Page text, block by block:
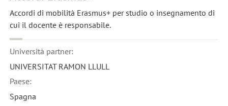
Accordi di mobilità Erasmus+ per studio o insegnamento di
cui il docente è responsabile.
Università partner:
UNIVERSITAT RAMON LLULL
Paese:
Spagna